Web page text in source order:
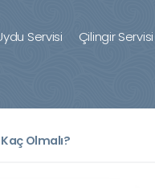
Servisi Çilingir Servisi
Olmalı?